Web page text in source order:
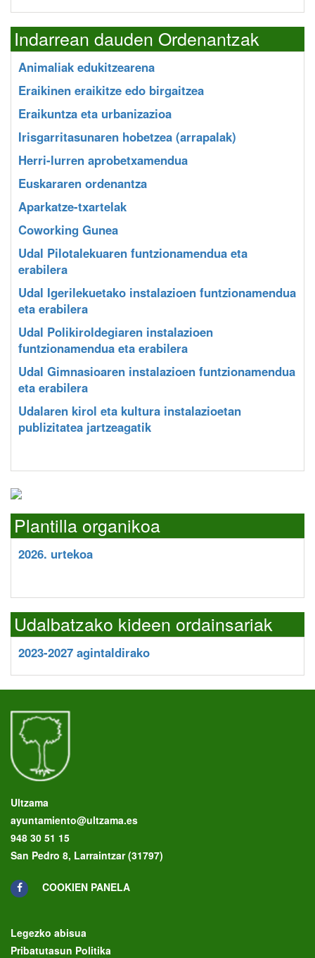
Indarrean dauden Ordenantzak
Animaliak edukitzearena
Eraikinen eraikitze edo birgaitzea
Eraikuntza eta urbanizazioa
Irisgarritasunaren hobetzea (arrapalak)
Herri-lurren aprobetxamendua
Euskararen ordenantza
Aparkatze-txartelak
Coworking Gunea
Udal Pilotalekuaren funtzionamendua eta
erabilera
Udal Igerilekuetako instalazioen funtzionamendua
eta erabilera
Udal Polikiroldegiaren instalazioen
funtzionamendua eta erabilera
Udal Gimnasioaren instalazioen funtzionamendua
eta erabilera
Udalaren kirol eta kultura instalazioetan
publizitatea jartzeagatik
Plantilla organikoa
2026. urtekoa
Udalbatzako kideen ordainsariak
2023-2027 agintaldirako
Ultzama
ayuntamiento@ultzama.es
948 30 51 15
San Pedro 8, Larraintzar (31797)
COOKIEN PANELA
Legezko abisua
Pribatutasun Politika